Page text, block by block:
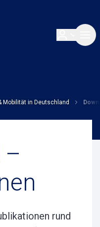
Mobilität in Deutschland
–
rund